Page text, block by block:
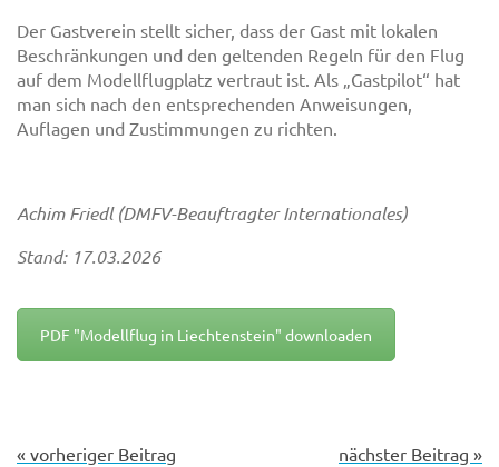
Der Gastverein stellt sicher, dass der Gast mit lokalen
Beschränkungen und den geltenden Regeln für den Flug
auf dem Modellflugplatz vertraut ist. Als „Gastpilot“ hat
man sich nach den entsprechenden Anweisungen,
Auflagen und Zustimmungen zu richten.
Achim Friedl (DMFV-Beauftragter Internationales)
Stand: 17.03.2026
PDF "Modellflug in Liechtenstein" downloaden
« vorheriger Beitrag nächster Beitrag »